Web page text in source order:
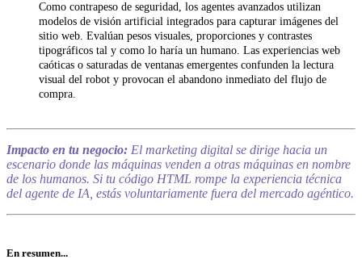
Como contrapeso de seguridad, los agentes avanzados utilizan
modelos de visión artificial integrados para capturar imágenes del
sitio web. Evalúan pesos visuales, proporciones y contrastes
tipográficos tal y como lo haría un humano. Las experiencias web
caóticas o saturadas de ventanas emergentes confunden la lectura
visual del robot y provocan el abandono inmediato del flujo de
compra.
Impacto en tu negocio: El marketing digital se dirige hacia un
escenario donde las máquinas venden a otras máquinas en nombre
de los humanos. Si tu código HTML rompe la experiencia técnica
del agente de IA, estás voluntariamente fuera del mercado agéntico.
En resumen...